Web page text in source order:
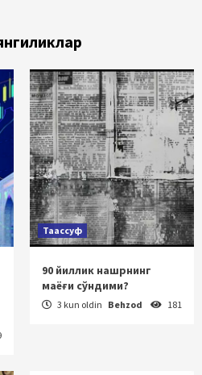
Таассуф
90 йиллик нашрнинг
маёғи сўндими?
3 kun oldin Behzod 181